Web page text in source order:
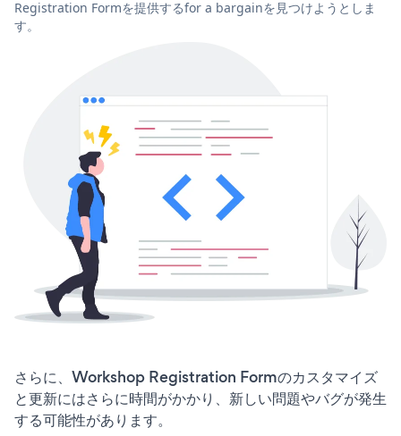
Registration Formを提供するfor a bargainを見つけようとしま
す。
さらに、Workshop Registration Formのカスタマイズ
と更新にはさらに時間がかかり、新しい問題やバグが発生
する可能性があります。